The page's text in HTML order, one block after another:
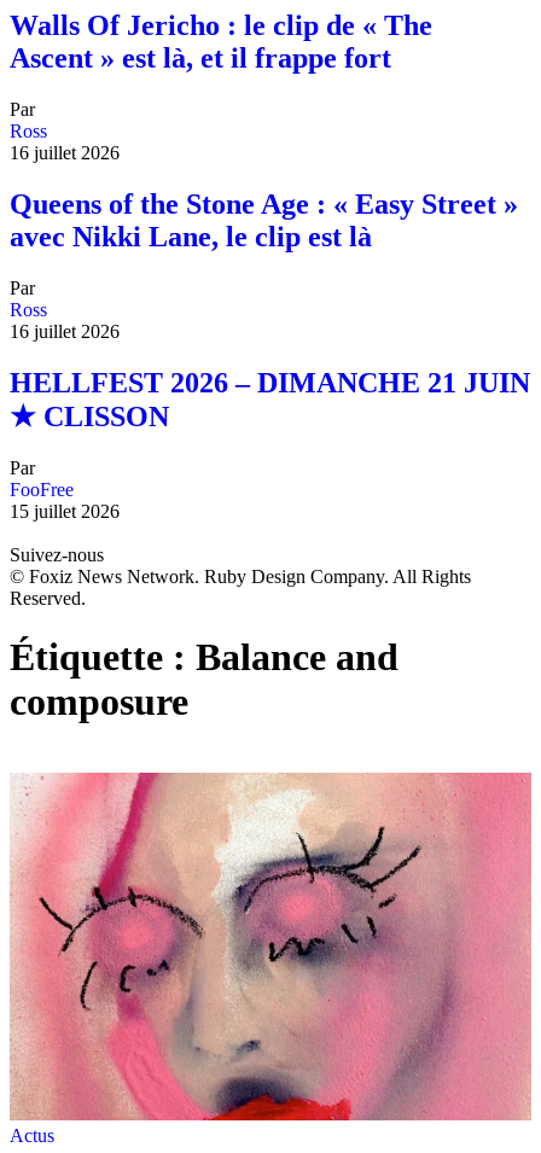
Walls Of Jericho : le clip de « The
Ascent » est là, et il frappe fort
Par
Ross
16 juillet 2026
Queens of the Stone Age : « Easy Street »
avec Nikki Lane, le clip est là
Par
Ross
16 juillet 2026
HELLFEST 2026 – DIMANCHE 21 JUIN
★ CLISSON
Par
FooFree
15 juillet 2026
Suivez-nous
© Foxiz News Network. Ruby Design Company. All Rights
Reserved.
Étiquette : Balance and
composure
Actus